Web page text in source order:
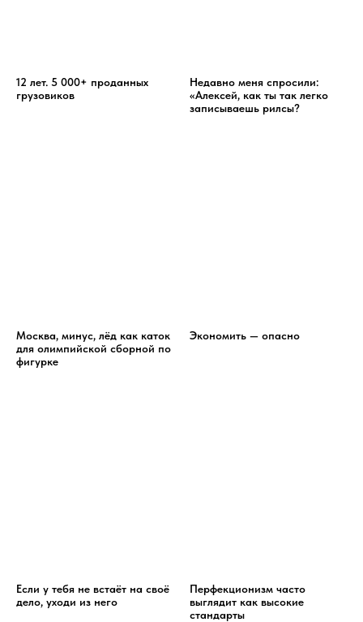
12 лет. 5 000+ проданных
грузовиков
Недавно меня спросили:
«Алексей, как ты так легко
записываешь рилсы?
Москва, минус, лёд как каток
для олимпийской сборной по
фигурке
Экономить — опасно
Если у тебя не встаёт на своё
дело, уходи из него
Перфекционизм часто
выглядит как высокие
стандарты